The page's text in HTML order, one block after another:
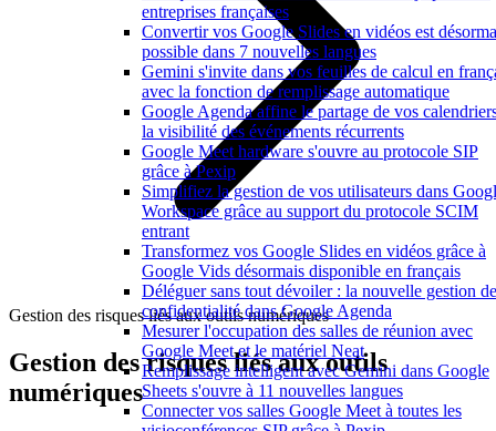
entreprises françaises
Convertir vos Google Slides en vidéos est
possible dans 7 nouvelles langues
Gemini s'invite dans vos feuilles de calcul en
avec la fonction de remplissage automatique
Google Agenda affine le partage de vos
la visibilité des événements récurrents
Google Meet hardware s'ouvre au protocole SIP
grâce à Pexip
Simplifiez la gestion de vos utilisateurs dans
Workspace grâce au support du protocole SCIM
entrant
Transformez vos Google Slides en vidéos grâce à
Google Vids désormais disponible en français
Déléguer sans tout dévoiler : la nouvelle gestion
confidentialité dans Google Agenda
Mesurer l'occupation des salles de réunion avec
Google Meet et le matériel Neat
Remplissage intelligent avec Gemini dans Google
Sheets s'ouvre à 11 nouvelles langues
Connecter vos salles Google Meet à toutes les
Gestion des risques liés aux outils numériques
Gestion des risques liés aux outils
numériques